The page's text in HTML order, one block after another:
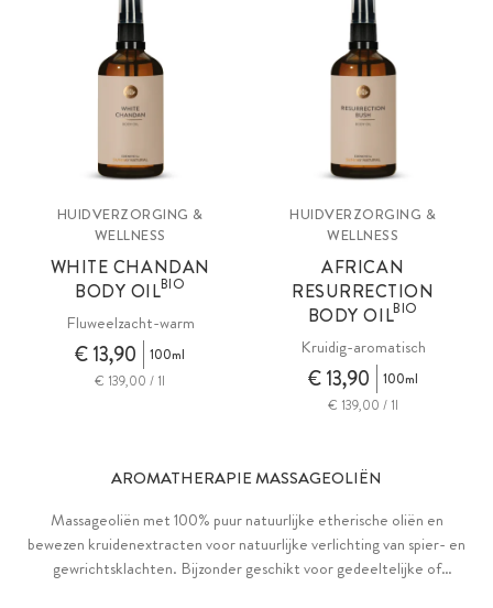
HUIDVERZORGING &
WELLNESS
WHITE CHANDAN
BODY OILBIO
Fluweelzacht-warm
€ 13,90
100ml
€ 139,00 / 1l
HUIDVERZORGING &
WELLNESS
AFRICAN
RESURRECTION
BODY OILBIO
Kruidig-aromatisch
€ 13,90
100ml
€ 139,00 / 1l
AROMATHERAPIE MASSAGEOLIËN
Massageoliën met 100% puur natuurlijke etherische oliën en
bewezen kruidenextracten voor natuurlijke verlichting van spier- en
gewrichtsklachten. Bijzonder geschikt voor gedeeltelijke of